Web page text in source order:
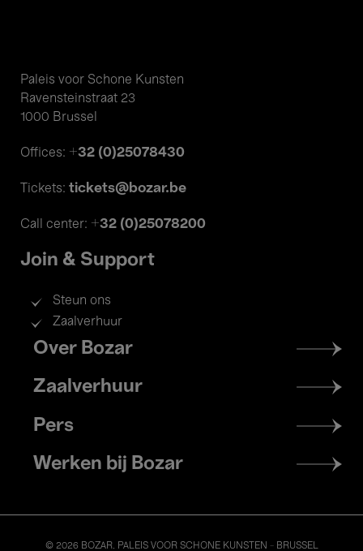
Paleis voor Schone Kunsten
Ravensteinstraat 23
1000 Brussel
Offices: +32 (0)25078430
Tickets: tickets@bozar.be
Call center: +32 (0)25078200
Join & Support
Steun ons
Zaalverhuur
Footer
menu
Over Bozar
Zaalverhuur
Pers
Werken bij Bozar
© 2026 BOZAR. PALEIS VOOR SCHONE KUNSTEN - BRUSSEL